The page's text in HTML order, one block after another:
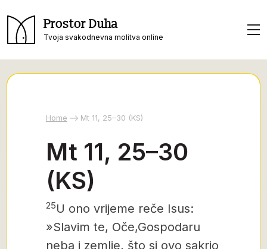
Prostor Duha
Tvoja svakodnevna molitva online
Home Mt 11, 25–30 (KS)
Mt 11, 25–30
(KS)
25U ono vrijeme reče Isus:
»Slavim te, Oče,Gospodaru
neba i zemlje, što si ovo sakrio